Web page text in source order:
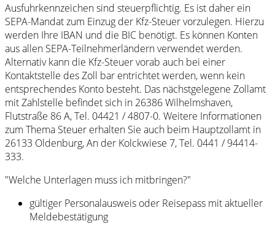
Ausfuhrkennzeichen sind steuerpflichtig. Es ist daher ein
SEPA-Mandat zum Einzug der Kfz-Steuer vorzulegen. Hierzu
werden Ihre IBAN und die BIC benötigt. Es können Konten
aus allen SEPA-Teilnehmerländern verwendet werden.
Alternativ kann die Kfz-Steuer vorab auch bei einer
Kontaktstelle des Zoll bar entrichtet werden, wenn kein
entsprechendes Konto besteht. Das nächstgelegene Zollamt
mit Zahlstelle befindet sich in 26386 Wilhelmshaven,
Flutstraße 86 A, Tel. 04421 / 4807-0. Weitere Informationen
zum Thema Steuer erhalten Sie auch beim Hauptzollamt in
26133 Oldenburg, An der Kolckwiese 7, Tel. 0441 / 94414-
333.
"Welche Unterlagen muss ich mitbringen?"
gültiger Personalausweis oder Reisepass mit aktueller
Meldebestätigung